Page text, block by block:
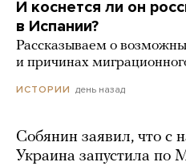
И коснется ли он
в Испании?
Рассказываем о
и причинах
ИСТОРИИ день назад
Собянин заявил, что с
Украина запустила по